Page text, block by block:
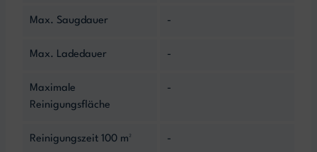
Max. Saugdauer -
Max. Ladedauer -
Maximale
Reinigungsfläche
-
Reinigungszeit 100 m² -